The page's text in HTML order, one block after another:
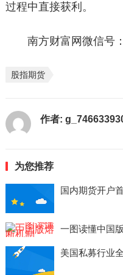
过程中直接获利。
南方财富网微信号：
股指期货
作者:
为您推荐
国内期货开户
一图读懂中国
美国私募行业